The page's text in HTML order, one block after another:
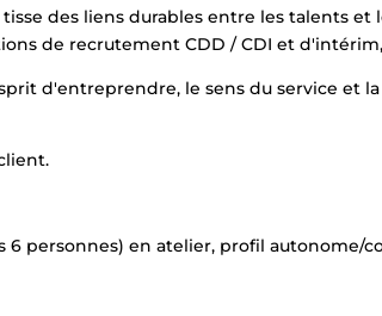
tisse des liens durables entre les talents
de recrutement CDD / CDI et
d'entreprendre, le sens du service et
6 personnes) en atelier, profil autonome/